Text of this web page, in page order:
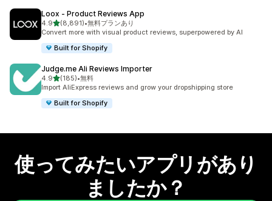
Loox ‑ Product Reviews App
4.95つ星中
(8,891)
合計レビュー数：8891件
•無料プランあり
Convert more with visual product reviews, superpowered by AI
Built for Shopify
Judge.me Ali Reviews Importer
4.95つ星中
(185)
合計レビュー数：185件
•無料
Import AliExpress reviews and grow your dropshipping store
Built for Shopify
使ってみたいアプリがあり
ましたか？